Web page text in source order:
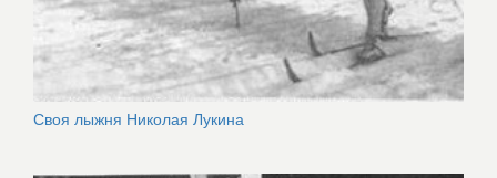
Своя лыжня Николая Лукина